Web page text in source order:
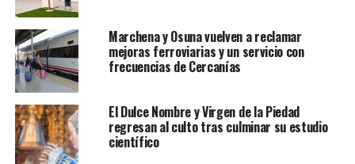
Marchena y Osuna vuelven a reclamar
mejoras ferroviarias y un servicio con
frecuencias de Cercanías
El Dulce Nombre y Virgen de la Piedad
regresan al culto tras culminar su estudio
científico